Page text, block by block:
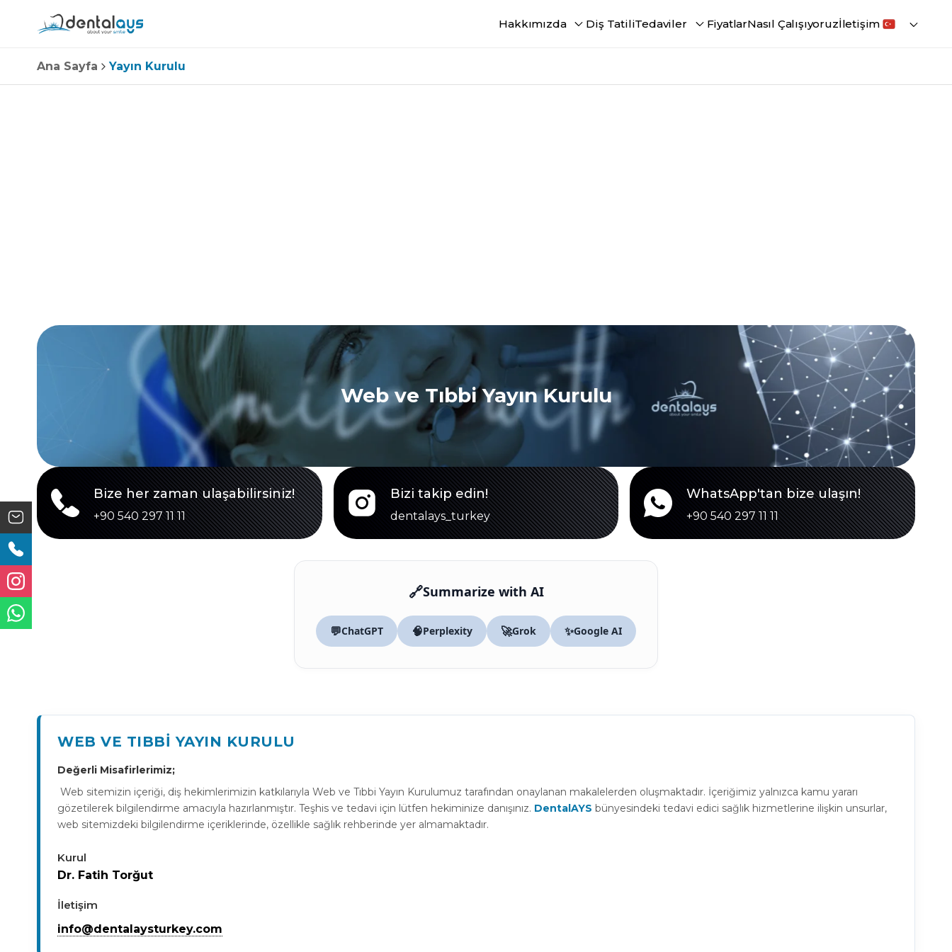
Hakkımızda Diş TatiliTedaviler FiyatlarNasıl Çalışıyoruzİletişim
Ana Sayfa Yayın Kurulu
Web ve Tıbbi Yayın Kurulu
Bize her zaman ulaşabilirsiniz!
+90 540 297 11 11
Bizi takip edin!
dentalays_turkey
WhatsApp'tan bize ulaşın!
+90 540 297 11 11
🔗Summarize with AI
💬ChatGPT 🧠Perplexity 🚀Grok ✨Google AI
WEB VE TIBBI YAYIN KURULU
Değerli Misafirlerimiz;
Web sitemizin içeriği, diş hekimlerimizin katkılarıyla Web ve Tıbbi Yayın Kurulumuz tarafından onaylanan makalelerden oluşmaktadır. İçeriğimiz yalnızca kamu yararı
gözetilerek bilgilendirme amacıyla hazırlanmıştır. Teşhis ve tedavi için lütfen hekiminize danışınız. DentalAYS bünyesindeki tedavi edici sağlık hizmetlerine ilişkin unsurlar,
web sitemizdeki bilgilendirme içeriklerinde, özellikle sağlık rehberinde yer almamaktadır.
Kurul
Dr. Fatih Torğut
İletişim
info@dentalaysturkey.com